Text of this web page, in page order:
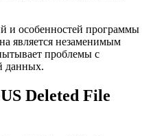
и особенностей программы
является незаменимым
проблемы с
данных.
Deleted File